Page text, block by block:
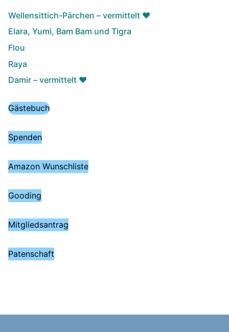
Wellensittich-Pärchen – vermittelt ♥️
Elara, Yumi, Bam Bam und Tigra
Flou
Raya
Damir – vermittelt ♥️
Gästebuch
Spenden
Amazon Wunschliste
Gooding
Mitgliedsantrag
Patenschaft